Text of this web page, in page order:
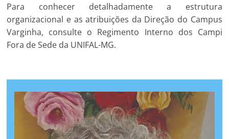
Para conhecer detalhadamente a estrutura
organizacional e as atribuições da Direção do Campus
Varginha, consulte o Regimento Interno dos Campi
Fora de Sede da UNIFAL-MG.